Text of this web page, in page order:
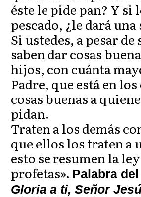
éste le pide pan? Y si
pescado, ¿le dará
Si ustedes, a pesar de
saben dar cosas
hijos, con cuánta
Padre, que está en
cosas buenas a
pidan.
Traten a los demás
que ellos los traten a
esto se resumen la
profetas». Palabra
Gloria a ti, Señor